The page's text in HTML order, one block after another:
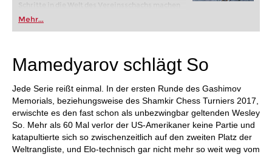
Schritte in die Welt des Vereinsschachs machen
oder bereits auf Turnierniveau spielen: Mit
FRITZ trainieren Sie effizienter, intelligenter und
individueller als je zuvor.
Mehr...
Mamedyarov schlägt So
Jede Serie reißt einmal. In der ersten Runde des Gashimov
Memorials, beziehungsweise des Shamkir Chess Turniers 2017,
erwischte es den fast schon als unbezwingbar geltenden Wesley
So. Mehr als 60 Mal verlor der US-Amerikaner keine Partie und
katapultierte sich so zwischenzeitlich auf den zweiten Platz der
Weltrangliste, und Elo-technisch gar nicht mehr so weit weg vom